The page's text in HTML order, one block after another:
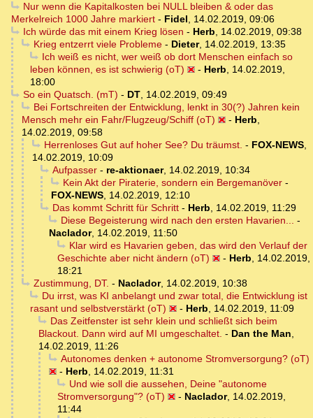
Nur wenn die Kapitalkosten bei NULL bleiben & oder das
Merkelreich 1000 Jahre markiert - Fidel, 14.02.2019, 09:06
Ich würde das mit einem Krieg lösen - Herb, 14.02.2019, 09:38
Krieg entzerrt viele Probleme- Dieter, 14.02.2019, 13:35
Ich weiß es nicht, wer weiß ob dort Menschen einfach so
leben können, es ist schwierig (oT)
- Herb, 14.02.2019,
18:00
So ein Quatsch. (mT) - DT, 14.02.2019, 09:49
Bei Fortschreiten der Entwicklung, lenkt in 30(?) Jahren kein
Mensch mehr ein Fahr/Flugzeug/Schiff (oT)
- Herb,
14.02.2019, 09:58
Herrenloses Gut auf hoher See? Du träumst. - FOX-NEWS,
14.02.2019, 10:09
Aufpasser- re-aktionaer, 14.02.2019, 10:34
Kein Akt der Piraterie, sondern ein Bergemanöver-
FOX-NEWS, 14.02.2019, 12:10
Das kommt Schritt für Schritt- Herb, 14.02.2019, 11:29
Diese Begeisterung wird nach den ersten Havarien... -
Naclador, 14.02.2019, 11:50
Klar wird es Havarien geben, das wird den Verlauf der
Geschichte aber nicht ändern (oT)
- Herb, 14.02.2019,
18:21
Zustimmung, DT. - Naclador, 14.02.2019, 10:38
Du irrst, was KI anbelangt und zwar total, die Entwicklung ist
rasant und selbstverstärkt (oT)
- Herb, 14.02.2019, 11:09
Das Zeitfenster ist sehr klein und schließt sich beim
Blackout. Dann wird auf MI umgeschaltet. - Dan the Man,
14.02.2019, 11:26
Autonomes denken + autonome Stromversorgung? (oT)
- Herb, 14.02.2019, 11:31
Und wie soll die aussehen, Deine "autonome
Stromversorgung"? (oT)
- Naclador, 14.02.2019,
11:44